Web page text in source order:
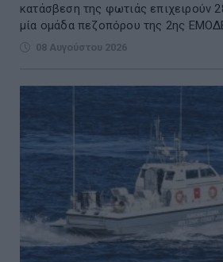
κατάσβεση της φωτιάς επιχειρούν
μία ομάδα πεζοπόρου της 2ης
08 Αυγούστου 2026